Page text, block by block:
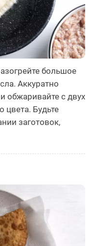
большое
Аккуратно
обжаривайте с двух
цвета. Будьте
заготовок,